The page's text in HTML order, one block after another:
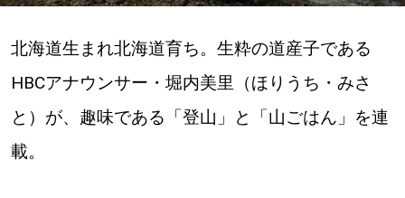
道南
道東
北海道生まれ北海道育ち。生粋の道産子である
HBCアナウンサー・堀内美里（ほりうち・みさ
と）が、趣味である「登山」と「山ごはん」を連
載。